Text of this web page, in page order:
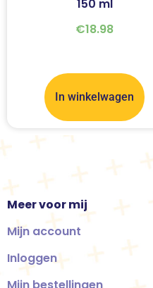
150 ml
€18.98
In winkelwagen
Meer voor mij
Mijn account
Inloggen